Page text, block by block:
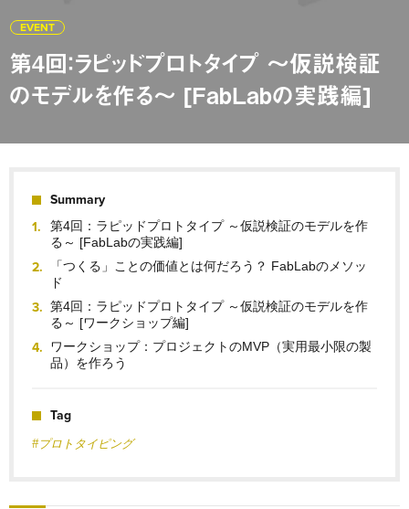
EVENT
第4回：ラピッドプロトタイプ ～仮説検証
のモデルを作る～ [FabLabの実践編]
Summary
第4回：ラピッドプロトタイプ ～仮説検証のモデルを作
る～ [FabLabの実践編]
「つくる」ことの価値とは何だろう？ FabLabのメソッ
ド
第4回：ラピッドプロトタイプ ～仮説検証のモデルを作
る～ [ワークショップ編]
ワークショップ：プロジェクトのMVP（実用最小限の製
品）を作ろう
Tag
#プロトタイピング